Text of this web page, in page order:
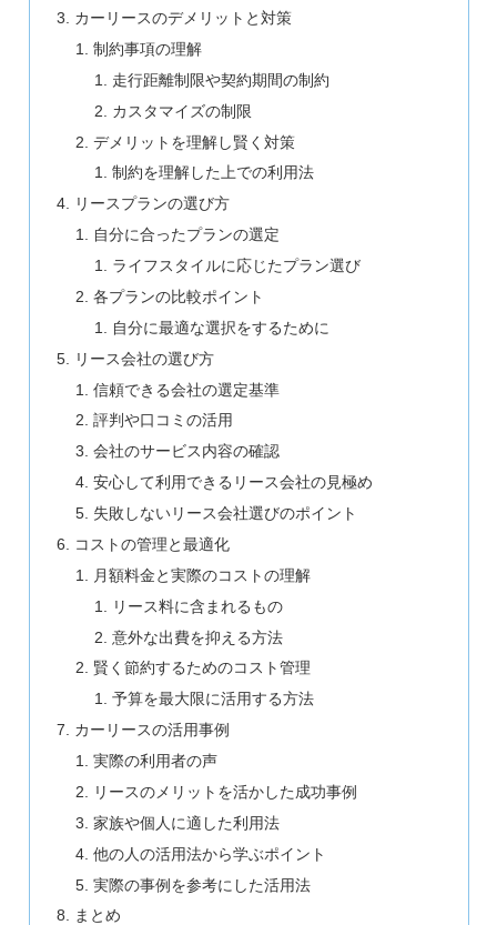
カーリースのデメリットと対策
制約事項の理解
走行距離制限や契約期間の制約
カスタマイズの制限
デメリットを理解し賢く対策
制約を理解した上での利用法
リースプランの選び方
自分に合ったプランの選定
ライフスタイルに応じたプラン選び
各プランの比較ポイント
自分に最適な選択をするために
リース会社の選び方
信頼できる会社の選定基準
評判や口コミの活用
会社のサービス内容の確認
安心して利用できるリース会社の見極め
失敗しないリース会社選びのポイント
コストの管理と最適化
月額料金と実際のコストの理解
リース料に含まれるもの
意外な出費を抑える方法
賢く節約するためのコスト管理
予算を最大限に活用する方法
カーリースの活用事例
実際の利用者の声
リースのメリットを活かした成功事例
家族や個人に適した利用法
他の人の活用法から学ぶポイント
実際の事例を参考にした活用法
まとめ